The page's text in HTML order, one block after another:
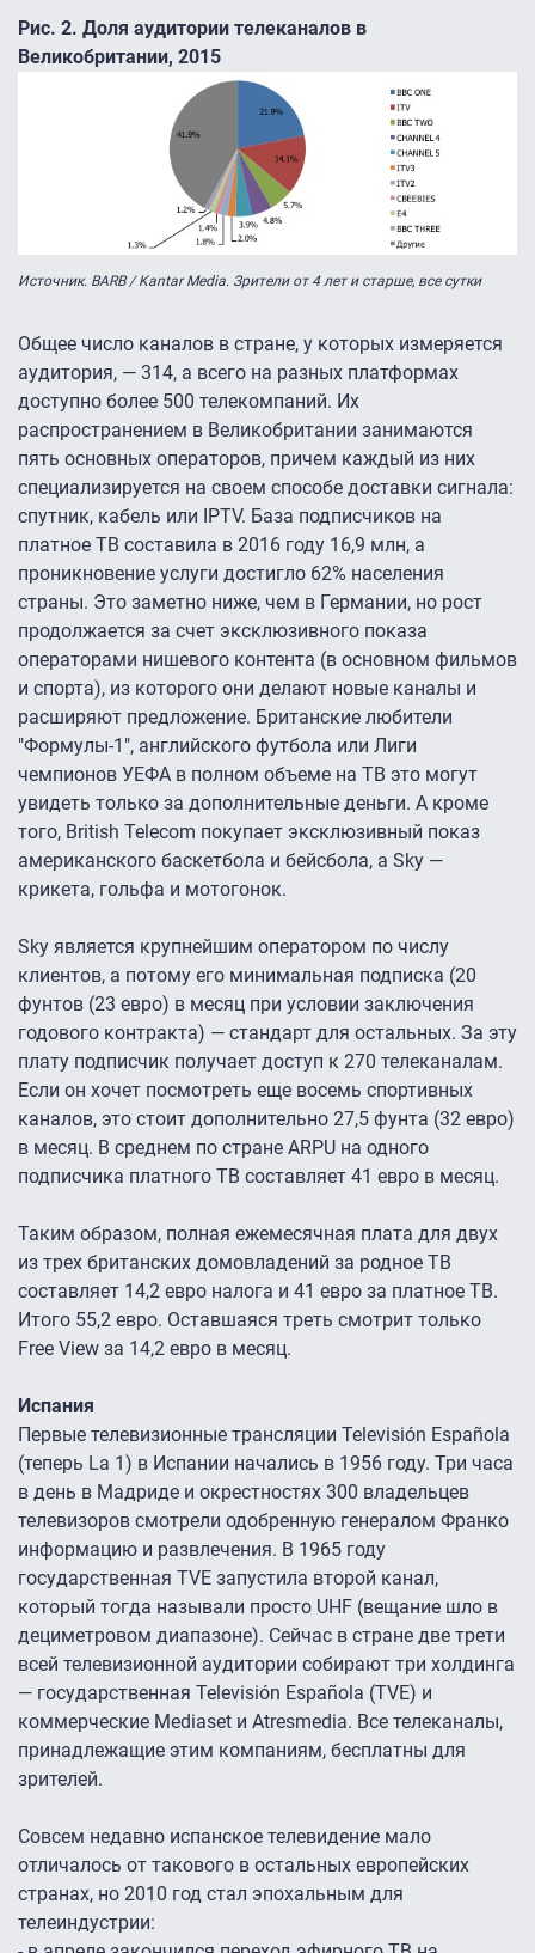
Рис. 2. Доля аудитории телеканалов в
Великобритании, 2015
Источник. BARB / Kantar Media. Зрители от 4 лет и старше, все сутки
Общее число каналов в стране, у которых измеряется
аудитория, — 314, а всего на разных платформах
доступно более 500 телекомпаний. Их
распространением в Великобритании занимаются
пять основных операторов, причем каждый из них
специализируется на своем способе доставки сигнала:
спутник, кабель или IPTV. База подписчиков на
платное ТВ составила в 2016 году 16,9 млн, а
проникновение услуги достигло 62% населения
страны. Это заметно ниже, чем в Германии, но рост
продолжается за счет эксклюзивного показа
операторами нишевого контента (в основном фильмов
и спорта), из которого они делают новые каналы и
расширяют предложение. Британские любители
"Формулы-1″, английского футбола или Лиги
чемпионов УЕФА в полном объеме на ТВ это могут
увидеть только за дополнительные деньги. А кроме
того, British Telecom покупает эксклюзивный показ
американского баскетбола и бейсбола, а Sky —
крикета, гольфа и мотогонок.
Sky является крупнейшим оператором по числу
клиентов, а потому его минимальная подписка (20
фунтов (23 евро) в месяц при условии заключения
годового контракта) — стандарт для остальных. За эту
плату подписчик получает доступ к 270 телеканалам.
Если он хочет посмотреть еще восемь спортивных
каналов, это стоит дополнительно 27,5 фунта (32 евро)
в месяц. В среднем по стране ARPU на одного
подписчика платного ТВ составляет 41 евро в месяц.
Таким образом, полная ежемесячная плата для двух
из трех британских домовладений за родное ТВ
составляет 14,2 евро налога и 41 евро за платное ТВ.
Итого 55,2 евро. Оставшаяся треть смотрит только
Free View за 14,2 евро в месяц.
Испания
Первые телевизионные трансляции Televisión Española
(теперь La 1) в Испании начались в 1956 году. Три часа
в день в Мадриде и окрестностях 300 владельцев
телевизоров смотрели одобренную генералом Франко
информацию и развлечения. В 1965 году
государственная TVE запустила второй канал,
который тогда называли просто UHF (вещание шло в
дециметровом диапазоне). Сейчас в стране две трети
всей телевизионной аудитории собирают три холдинга
— государственная Televisión Española (TVE) и
коммерческие Mediaset и Atresmedia. Все телеканалы,
принадлежащие этим компаниям, бесплатны для
зрителей.
Совсем недавно испанское телевидение мало
отличалось от такового в остальных европейских
странах, но 2010 год стал эпохальным для
телеиндустрии: